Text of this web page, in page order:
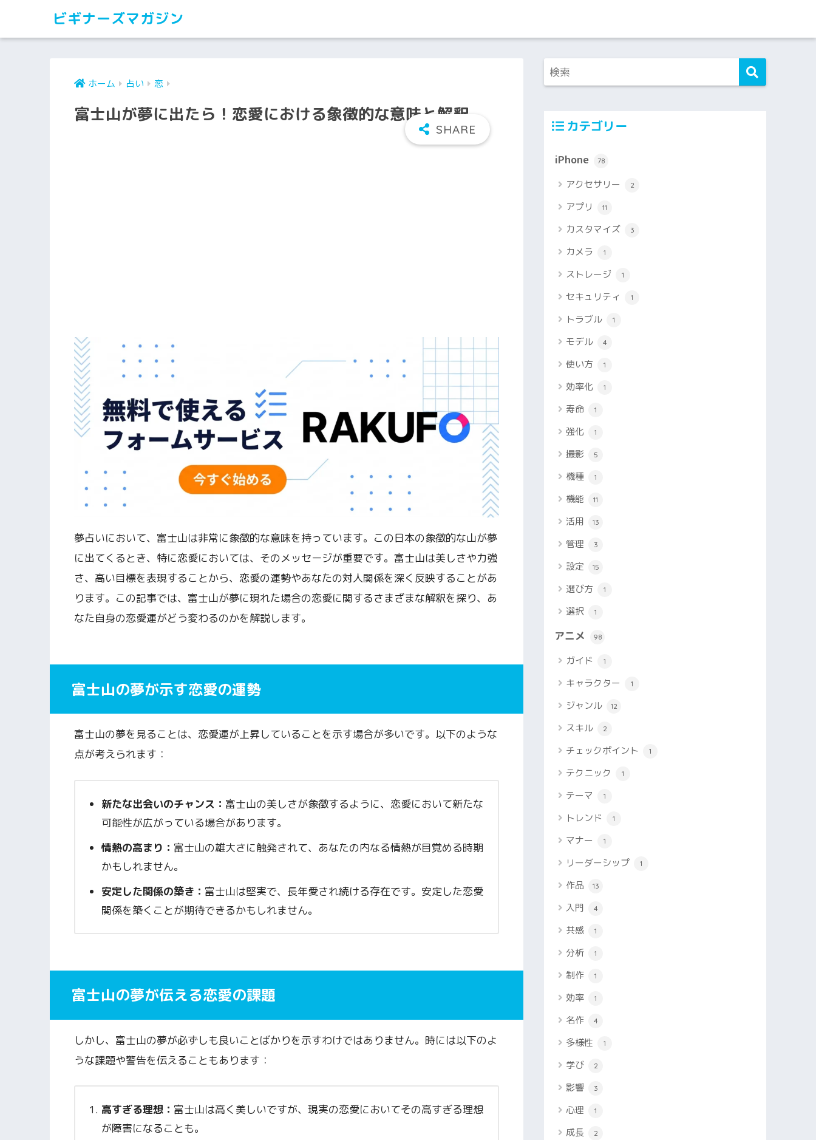
ビギナーズマガジン
ホーム 占い 恋
富士山が夢に出たら！恋愛における象徴的な意味と解釈
夢占いにおいて、富士山は非常に象徴的な意味を持っています。この日本の象徴的な山が夢
に出てくるとき、特に恋愛においては、そのメッセージが重要です。富士山は美しさや力強
さ、高い目標を表現することから、恋愛の運勢やあなたの対人関係を深く反映することがあ
ります。この記事では、富士山が夢に現れた場合の恋愛に関するさまざまな解釈を探り、あ
なた自身の恋愛運がどう変わるのかを解説します。
富士山の夢が示す恋愛の運勢
富士山の夢を見ることは、恋愛運が上昇していることを示す場合が多いです。以下のような
点が考えられます：
新たな出会いのチャンス： 富士山の美しさが象徴するように、恋愛において新たな
可能性が広がっている場合があります。
情熱の高まり： 富士山の雄大さに触発されて、あなたの内なる情熱が目覚める時期
かもしれません。
安定した関係の築き： 富士山は堅実で、長年愛され続ける存在です。安定した恋愛
関係を築くことが期待できるかもしれません。
富士山の夢が伝える恋愛の課題
しかし、富士山の夢が必ずしも良いことばかりを示すわけではありません。時には以下のよ
うな課題や警告を伝えることもあります：
高すぎる理想： 富士山は高く美しいですが、現実の恋愛においてその高すぎる理想
が障害になることも。
カテゴリー
iPhone 78
アクセサリー 2
アプリ 11
カスタマイズ 3
カメラ 1
ストレージ 1
セキュリティ 1
トラブル 1
モデル 4
使い方 1
効率化 1
寿命 1
強化 1
撮影 5
機種 1
機能 11
活用 13
管理 3
設定 15
選び方 1
選択 1
アニメ 98
ガイド 1
キャラクター 1
ジャンル 12
スキル 2
チェックポイント 1
テクニック 1
テーマ 1
トレンド 1
マナー 1
リーダーシップ 1
作品 13
入門 4
共感 1
分析 1
制作 1
効率 1
名作 4
多様性 1
学び 2
影響 3
心理 1
成長 2